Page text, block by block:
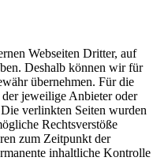
Webseiten Dritter, auf
Deshalb können wir für
übernehmen. Für die
jeweilige Anbieter oder
verlinkten Seiten wurden
Rechtsverstöße
zum Zeitpunkt der
inhaltliche Kontrolle